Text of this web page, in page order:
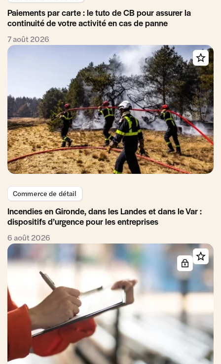
Paiements par carte : le tuto de CB pour assurer la
continuité de votre activité en cas de panne
7 août 2026
Commerce de détail
Incendies en Gironde, dans les Landes et dans le Var :
dispositifs d’urgence pour les entreprises
6 août 2026